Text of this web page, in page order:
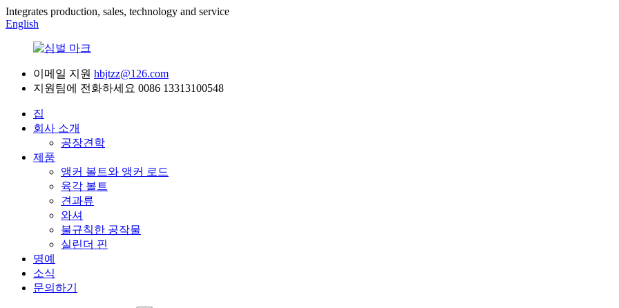
Integrates production, sales, technology and service
English
이메일 지원 hbjtzz@126.com
지원팀에 전화하세요 0086 13313100548
집
회사 소개
공장견학
제품
앵커 볼트와 앵커 로드
육각 볼트
견과류
와셔
불규칙한 공작물
실린더 핀
명예
소식
문의하기